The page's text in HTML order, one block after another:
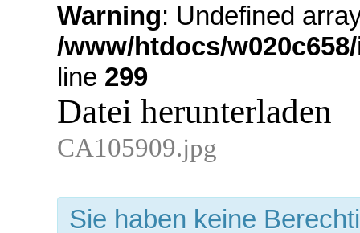
Warning: Undefined
/www/htdocs/
line 299
Datei herunterladen
CA105909.jpg
Sie haben keine